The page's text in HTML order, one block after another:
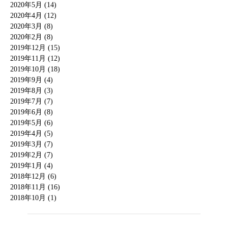
2020年5月 (14)
2020年4月 (12)
2020年3月 (8)
2020年2月 (8)
2019年12月 (15)
2019年11月 (12)
2019年10月 (18)
2019年9月 (4)
2019年8月 (3)
2019年7月 (7)
2019年6月 (8)
2019年5月 (6)
2019年4月 (5)
2019年3月 (7)
2019年2月 (7)
2019年1月 (4)
2018年12月 (6)
2018年11月 (16)
2018年10月 (1)